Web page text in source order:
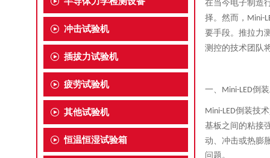
冲击试验机
插拔力试验机
疲劳试验机
其他试验机
恒温恒湿试验箱
在当今电子制造
择。然而， Mini-
要手段。推拉力
测控的技术团队
一、 Mini-LED倒
Mini-LED倒装技
基板之间的粘接
动、冲击或热膨
问题。